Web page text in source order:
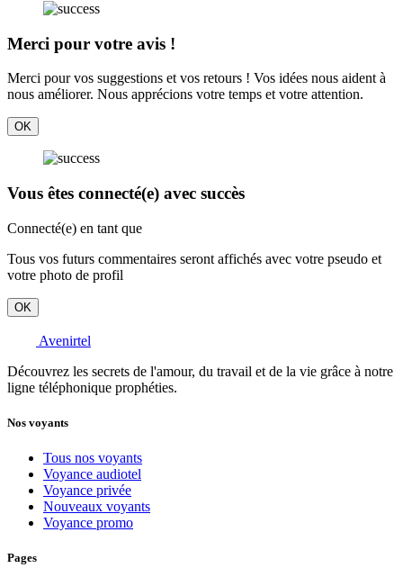
Merci pour votre avis !
Merci pour vos suggestions et vos retours ! Vos idées nous aident à
nous améliorer. Nous apprécions votre temps et votre attention.
OK
Vous êtes connecté(e) avec succès
Connecté(e) en tant que
Tous vos futurs commentaires seront affichés avec votre pseudo et
votre photo de profil
OK
Avenirtel
Découvrez les secrets de l'amour, du travail et de la vie grâce à notre
ligne téléphonique prophéties.
Nos voyants
Tous nos voyants
Voyance audiotel
Voyance privée
Nouveaux voyants
Voyance promo
Pages